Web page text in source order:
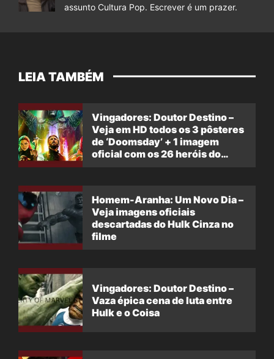
assunto Cultura Pop. Escrever é um prazer.
LEIA TAMBÉM
Vingadores: Doutor Destino –
Veja em HD todos os 3 pôsteres
de ‘Doomsday’ + 1 imagem
oficial com os 26 heróis do
Homem-Aranha: Um Novo Dia –
Veja imagens oficiais
descartadas do Hulk Cinza no
filme
Vingadores: Doutor Destino –
Vaza épica cena de luta entre
Hulk e o Coisa